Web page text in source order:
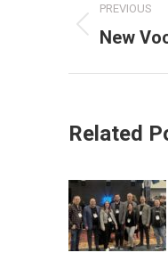
PREVIOUS
Previous
New
Related